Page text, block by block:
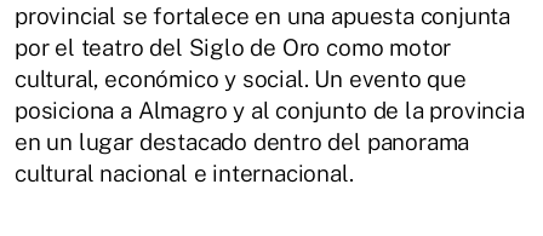
provincial se fortalece en una apuesta conjunta
por el teatro del Siglo de Oro como motor
cultural, económico y social. Un evento que
posiciona a Almagro y al conjunto de la provincia
en un lugar destacado dentro del panorama
cultural nacional e internacional.